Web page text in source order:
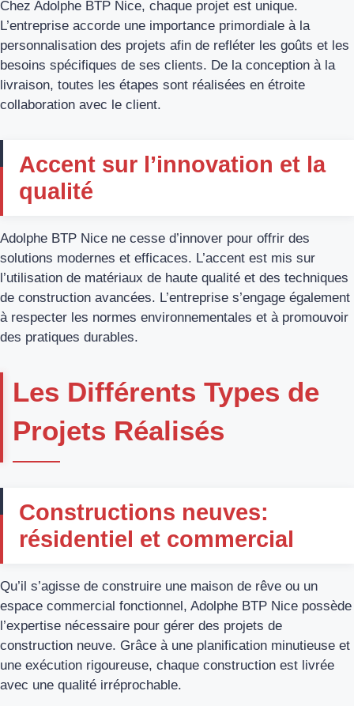
Chez Adolphe BTP Nice, chaque projet est unique.
L’entreprise accorde une importance primordiale à la
personnalisation des projets afin de refléter les goûts et les
besoins spécifiques de ses clients. De la conception à la
livraison, toutes les étapes sont réalisées en étroite
collaboration avec le client.
Accent sur l’innovation et la
qualité
Adolphe BTP Nice ne cesse d’innover pour offrir des
solutions modernes et efficaces. L’accent est mis sur
l’utilisation de matériaux de haute qualité et des techniques
de construction avancées. L’entreprise s’engage également
à respecter les normes environnementales et à promouvoir
des pratiques durables.
Les Différents Types de
Projets Réalisés
Constructions neuves:
résidentiel et commercial
Qu’il s’agisse de construire une maison de rêve ou un
espace commercial fonctionnel, Adolphe BTP Nice possède
l’expertise nécessaire pour gérer des projets de
construction neuve. Grâce à une planification minutieuse et
une exécution rigoureuse, chaque construction est livrée
avec une qualité irréprochable.